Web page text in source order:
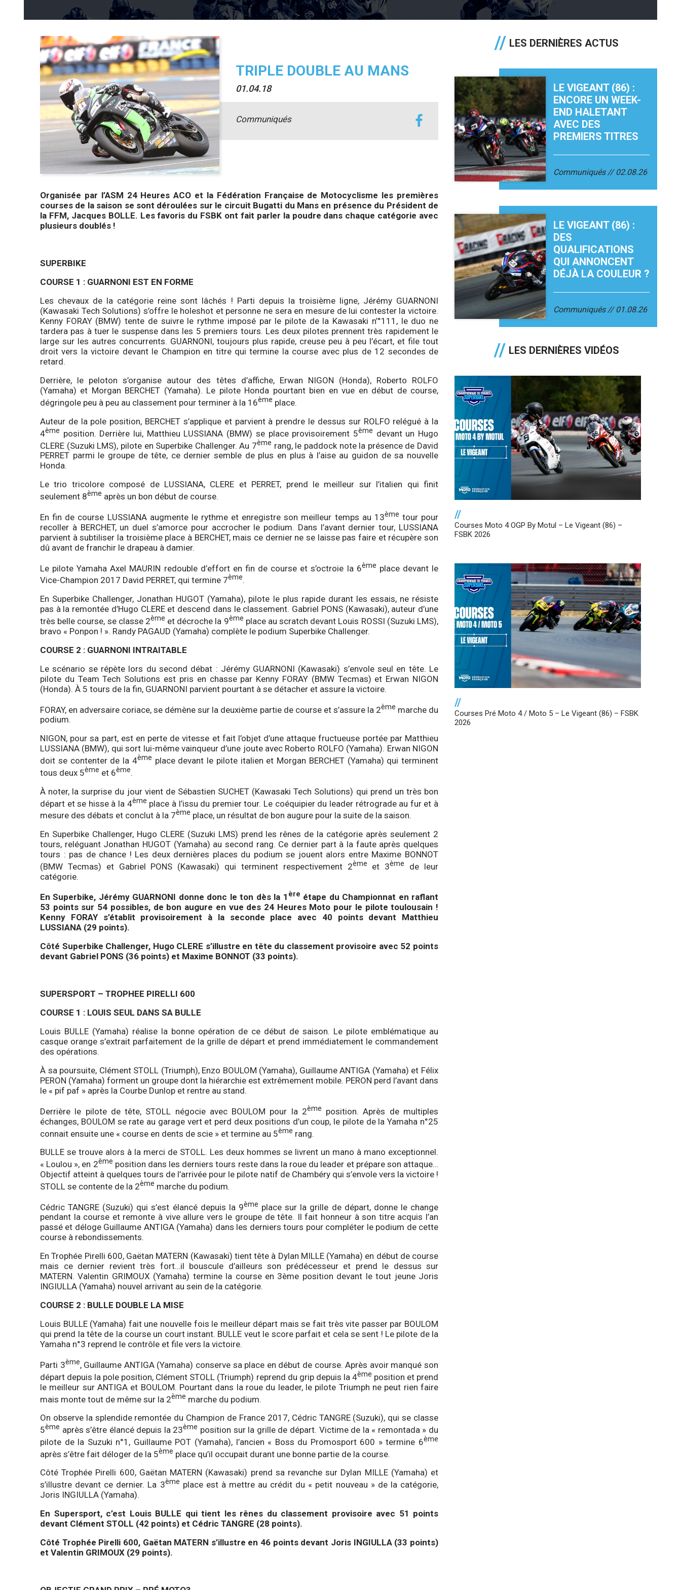
TRIPLE DOUBLE AU MANS
01.04.18
Communiqués
Organisée par l’ASM 24 Heures ACO et la Fédération Française de Motocyclisme les premières
courses de la saison se sont déroulées sur le circuit Bugatti du Mans en présence du Président de
la FFM, Jacques BOLLE. Les favoris du FSBK ont fait parler la poudre dans chaque catégorie avec
plusieurs doublés !
SUPERBIKE
COURSE 1 : GUARNONI EST EN FORME
Les chevaux de la catégorie reine sont lâchés ! Parti depuis la troisième ligne, Jérémy GUARNONI
(Kawasaki Tech Solutions) s’offre le holeshot et personne ne sera en mesure de lui contester la victoire.
Kenny FORAY (BMW) tente de suivre le rythme imposé par le pilote de la Kawasaki n’°111, le duo ne
tardera pas à tuer le suspense dans les 5 premiers tours. Les deux pilotes prennent très rapidement le
large sur les autres concurrents. GUARNONI, toujours plus rapide, creuse peu à peu l’écart, et file tout
droit vers la victoire devant le Champion en titre qui termine la course avec plus de 12 secondes de
retard.
Derrière, le peloton s’organise autour des têtes d’affiche, Erwan NIGON (Honda), Roberto ROLFO
(Yamaha) et Morgan BERCHET (Yamaha). Le pilote Honda pourtant bien en vue en début de course,
dégringole peu à peu au classement pour terminer à la 16ème place.
Auteur de la pole position, BERCHET s’applique et parvient à prendre le dessus sur ROLFO relégué à la
4ème position. Derrière lui, Matthieu LUSSIANA (BMW) se place provisoirement 5ème devant un Hugo
CLERE (Suzuki LMS), pilote en Superbike Challenger. Au 7ème rang, le paddock note la présence de David
PERRET parmi le groupe de tête, ce dernier semble de plus en plus à l’aise au guidon de sa nouvelle
Honda.
Le trio tricolore composé de LUSSIANA, CLERE et PERRET, prend le meilleur sur l’italien qui finit
seulement 8ème après un bon début de course.
En fin de course LUSSIANA augmente le rythme et enregistre son meilleur temps au 13ème tour pour
recoller à BERCHET, un duel s’amorce pour accrocher le podium. Dans l’avant dernier tour, LUSSIANA
parvient à subtiliser la troisième place à BERCHET, mais ce dernier ne se laisse pas faire et récupère son
dû avant de franchir le drapeau à damier.
Le pilote Yamaha Axel MAURIN redouble d’effort en fin de course et s’octroie la 6ème place devant le
Vice-Champion 2017 David PERRET, qui termine 7ème.
En Superbike Challenger, Jonathan HUGOT (Yamaha), pilote le plus rapide durant les essais, ne résiste
pas à la remontée d’Hugo CLERE et descend dans le classement. Gabriel PONS (Kawasaki), auteur d’une
très belle course, se classe 2ème et décroche la 9ème place au scratch devant Louis ROSSI (Suzuki LMS),
bravo « Ponpon ! ». Randy PAGAUD (Yamaha) complète le podium Superbike Challenger.
COURSE 2 : GUARNONI INTRAITABLE
Le scénario se répète lors du second débat : Jérémy GUARNONI (Kawasaki) s’envole seul en tête. Le
pilote du Team Tech Solutions est pris en chasse par Kenny FORAY (BMW Tecmas) et Erwan NIGON
(Honda). À 5 tours de la fin, GUARNONI parvient pourtant à se détacher et assure la victoire.
FORAY, en adversaire coriace, se démène sur la deuxième partie de course et s’assure la 2ème marche du
podium.
NIGON, pour sa part, est en perte de vitesse et fait l’objet d’une attaque fructueuse portée par Matthieu
LUSSIANA (BMW), qui sort lui-même vainqueur d’une joute avec Roberto ROLFO (Yamaha). Erwan NIGON
doit se contenter de la 4ème place devant le pilote italien et Morgan BERCHET (Yamaha) qui terminent
tous deux 5ème et 6ème.
À noter, la surprise du jour vient de Sébastien SUCHET (Kawasaki Tech Solutions) qui prend un très bon
départ et se hisse à la 4ème place à l’issu du premier tour. Le coéquipier du leader rétrograde au fur et à
mesure des débats et conclut à la 7ème place, un résultat de bon augure pour la suite de la saison.
En Superbike Challenger, Hugo CLERE (Suzuki LMS) prend les rênes de la catégorie après seulement 2
tours, reléguant Jonathan HUGOT (Yamaha) au second rang. Ce dernier part à la faute après quelques
tours : pas de chance ! Les deux dernières places du podium se jouent alors entre Maxime BONNOT
(BMW Tecmas) et Gabriel PONS (Kawasaki) qui terminent respectivement 2ème et 3ème
de leur
catégorie.
En Superbike, Jérémy GUARNONI donne donc le ton dès la 1 ère étape du Championnat en raflant
53 points sur 54 possibles, de bon augure en vue des 24 Heures Moto pour le pilote toulousain !
Kenny FORAY s’établit provisoirement à la seconde place avec 40 points devant Matthieu
LUSSIANA (29 points).
Côté Superbike Challenger, Hugo CLERE s’illustre en tête du classement provisoire avec 52 points
devant Gabriel PONS (36 points) et Maxime BONNOT (33 points).
SUPERSPORT – TROPHEE PIRELLI 600
COURSE 1 : LOUIS SEUL DANS SA BULLE
Louis BULLE (Yamaha) réalise la bonne opération de ce début de saison. Le pilote emblématique au
casque orange s’extrait parfaitement de la grille de départ et prend immédiatement le commandement
des opérations.
À sa poursuite, Clément STOLL (Triumph), Enzo BOULOM (Yamaha), Guillaume ANTIGA (Yamaha) et Félix
PERON (Yamaha) forment un groupe dont la hiérarchie est extrêmement mobile. PERON perd l’avant dans
le « pif paf » après la Courbe Dunlop et rentre au stand.
Derrière le pilote de tête, STOLL négocie avec BOULOM pour la 2ème
position. Après de multiples
échanges, BOULOM se rate au garage vert et perd deux positions d’un coup, le pilote de la Yamaha n°25
connait ensuite une « course en dents de scie » et termine au 5ème rang.
BULLE se trouve alors à la merci de STOLL. Les deux hommes se livrent un mano à mano exceptionnel.
« Loulou », en 2ème position dans les derniers tours reste dans la roue du leader et prépare son attaque…
Objectif atteint à quelques tours de l’arrivée pour le pilote natif de Chambéry qui s’envole vers la victoire !
STOLL se contente de la 2ème marche du podium.
Cédric TANGRE (Suzuki) qui s’est élancé depuis la 9ème place sur la grille de départ, donne le change
pendant la course et remonte à vive allure vers le groupe de tête. Il fait honneur à son titre acquis l’an
passé et déloge Guillaume ANTIGA (Yamaha) dans les derniers tours pour compléter le podium de cette
course à rebondissements.
En Trophée Pirelli 600, Gaëtan MATERN (Kawasaki) tient tête à Dylan MILLE (Yamaha) en début de course
mais ce dernier revient très fort…il bouscule d’ailleurs son prédécesseur et prend le dessus sur
MATERN. Valentin GRIMOUX (Yamaha) termine la course en 3ème position devant le tout jeune Joris
INGIULLA (Yamaha) nouvel arrivant au sein de la catégorie.
COURSE 2 : BULLE DOUBLE LA MISE
Louis BULLE (Yamaha) fait une nouvelle fois le meilleur départ mais se fait très vite passer par BOULOM
qui prend la tête de la course un court instant. BULLE veut le score parfait et cela se sent ! Le pilote de la
Yamaha n°3 reprend le contrôle et file vers la victoire.
Parti 3ème, Guillaume ANTIGA (Yamaha) conserve sa place en début de course. Après avoir manqué son
départ depuis la pole position, Clément STOLL (Triumph) reprend du grip depuis la 4ème position et prend
le meilleur sur ANTIGA et BOULOM. Pourtant dans la roue du leader, le pilote Triumph ne peut rien faire
mais monte tout de même sur la 2ème marche du podium.
On observe la splendide remontée du Champion de France 2017, Cédric TANGRE (Suzuki), qui se classe
5ème après s’être élancé depuis la 23ème position sur la grille de départ. Victime de la « remontada » du
pilote de la Suzuki n°1, Guillaume POT (Yamaha), l’ancien « Boss du Promosport 600 » termine 6ème
après s’être fait déloger de la 5ème place qu’il occupait durant une bonne partie de la course.
Côté Trophée Pirelli 600, Gaëtan MATERN (Kawasaki) prend sa revanche sur Dylan MILLE (Yamaha) et
s’illustre devant ce dernier. La 3ème place est à mettre au crédit du « petit nouveau » de la catégorie,
Joris INGIULLA (Yamaha).
En Supersport, c’est Louis BULLE qui tient les rênes du classement provisoire avec 51 points
devant Clément STOLL (42 points) et Cédric TANGRE (28 points).
Côté Trophée Pirelli 600, Gaëtan MATERN s’illustre en 46 points devant Joris INGIULLA (33 points)
et Valentin GRIMOUX (29 points).
LES DERNIÈRES ACTUS
LE VIGEANT (86) :
ENCORE UN WEEK-
END HALETANT
AVEC DES
PREMIERS TITRES
Communiqués 02.08.26
LE VIGEANT (86) :
DES
QUALIFICATIONS
QUI ANNONCENT
DÉJÀ LA COULEUR ?
Communiqués 01.08.26
LES DERNIÈRES VIDÉOS
//
Courses Moto 4 OGP By Motul – Le Vigeant (86) –
FSBK 2026
//
Courses Pré Moto 4 / Moto 5 – Le Vigeant (86) – FSBK
2026